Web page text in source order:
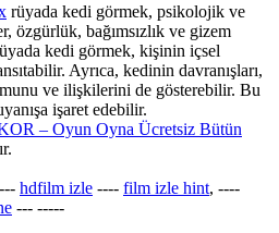
rüyada kedi görmek​, psikolojik ve
özgürlük, bağımsızlık ve gizem
kedi görmek, kişinin içsel
Ayrıca, kedinin davranışları,
ve ilişkilerini de gösterebilir. Bu
işaret edebilir.
– Oyun Oyna Ücretsiz Bütün
--- hdfilm izle ---- film izle hint, ----
--- -----